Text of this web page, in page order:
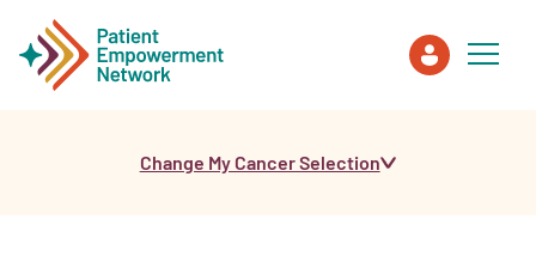
Change My Cancer Selection